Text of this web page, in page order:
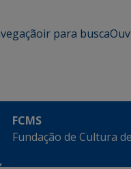
ir para busca
FCMS
Fundação de Cultura